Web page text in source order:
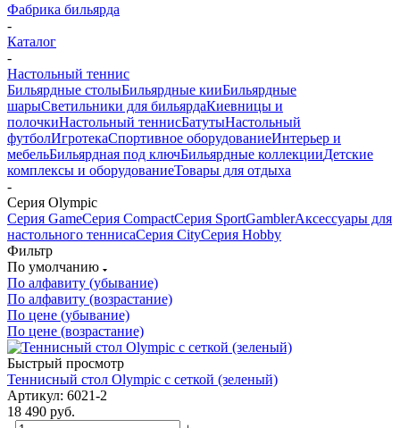
Фабрика бильярда
-
Каталог
-
Настольный теннис
Бильярдные столыБильярдные кииБильярдные
шарыСветильники для бильярдаКиевницы и
полочкиНастольный теннисБатутыНастольный
футболИгротекаСпортивное оборудованиеИнтерьер и
мебельБильярдная под ключБильярдные коллекцииДетские
комплексы и оборудованиеТовары для отдыха
-
Серия Olympic
Серия GameСерия CompactСерия SportGamblerАксессуары для
настольного теннисаСерия CityСерия Hobby
Фильтр
По умолчанию
По алфавиту (убывание)
По алфавиту (возрастание)
По цене (убывание)
По цене (возрастание)
Быстрый просмотр
Теннисный стол Olympic с сеткой (зеленый)
Артикул: 6021-2
18 490 руб.